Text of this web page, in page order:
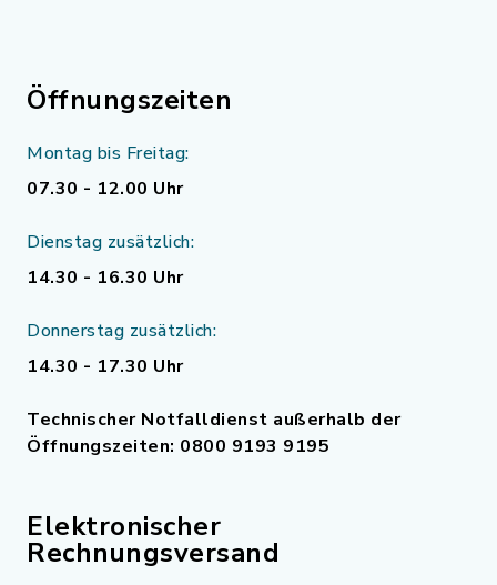
Öffnungszeiten
Montag bis Freitag:
07.30 - 12.00 Uhr
Dienstag zusätzlich:
14.30 - 16.30 Uhr
Donnerstag zusätzlich:
14.30 - 17.30 Uhr
Technischer Notfalldienst außerhalb der
Öffnungszeiten: 0800 9193 9195
Elektronischer
Rechnungsversand